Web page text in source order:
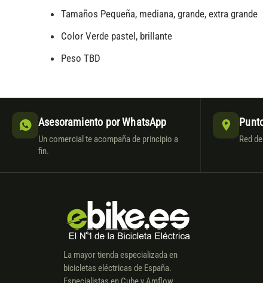
Tamaños Pequeña, mediana, grande, extra grande
Color Verde pastel, brillante
Peso TBD
Asesoramiento por WhatsApp
Un comercial te acompaña de principio a
fin.
Red
La mayor tienda especializada en
bicicletas eléctricas de España.